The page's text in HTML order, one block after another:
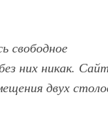
свободное
них никак.
двух